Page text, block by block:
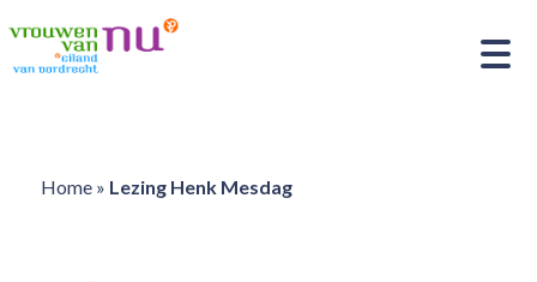
Home» Lezing Henk Mesdag